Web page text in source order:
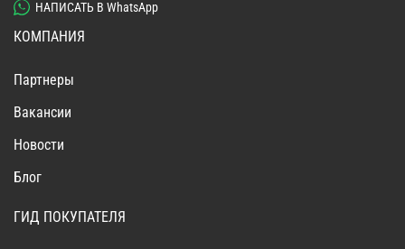
НАПИСАТЬ В WhatsApp
КОМПАНИЯ
Партнеры
Вакансии
Новости
Блог
ГИД ПОКУПАТЕЛЯ